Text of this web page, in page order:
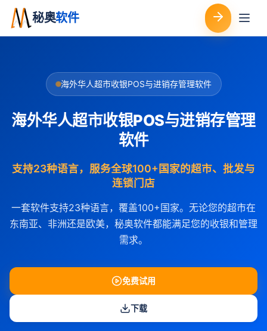
秘奥软件
海外华人超市收银POS与进销存管理软件
海外华人超市收银POS与进销存管理
软件
支持23种语言，服务全球100+国家的超市、批发与
连锁门店
一套软件支持23种语言，覆盖100+国家。无论您的超市在
东南亚、非洲还是欧美，秘奥软件都能满足您的收银和管理
需求。
免费试用
下载